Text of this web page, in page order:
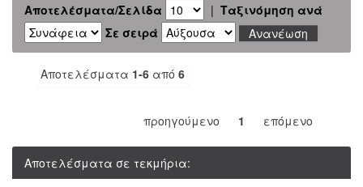
Αποτελέσματα/Σελίδα | Ταξινόμηση ανά
Σε σειρά
Αποτελέσματα 1-6 από 6
προηγούμενο 1 επόμενο
Αποτελέσματα σε τεκμήρια: